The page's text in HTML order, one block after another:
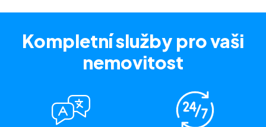
Kompletní služby pro vaši
nemovitost